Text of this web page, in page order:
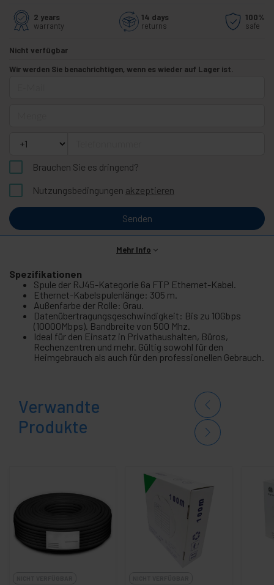
2 years
warranty
14 days
returns
100%
safe
Nicht verfügbar
Wir werden Sie benachrichtigen, wenn es wieder auf Lager ist.
Brauchen Sie es dringend?
Nutzungsbedingungen akzeptieren
Senden
Mehr Info
Spezifikationen
Spule der RJ45-Kategorie 6a FTP Ethernet-Kabel.
Ethernet-Kabelspulenlänge: 305 m.
Außenfarbe der Rolle: Grau.
Datenübertragungsgeschwindigkeit: Bis zu 10Gbps
(10000Mbps). Bandbreite von 500 Mhz.
Ideal für den Einsatz in Privathaushalten, Büros,
Rechenzentren und mehr. Gültig sowohl für den
Heimgebrauch als auch für den professionellen Gebrauch.
Verwandte
Produkte